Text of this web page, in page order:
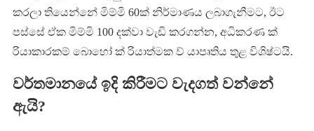
කරලා තියෙන්නේ මිම්මි 60ක් නිර්මාණය ලබාගැනීමට, ඊට
පස්සේ ඒක මිම්මි 100 දක්වා වැඩි කරගන්න, අධිකරණ ක්
රියාකාරකම් බොහෝ ක් රියාත්මක ව් යාපෘතිය තුළ විශිෂ්ටයි.
වර්තමානයේ ඉදි කිරීමට වැදගත් වන්නේ
ඇයි?